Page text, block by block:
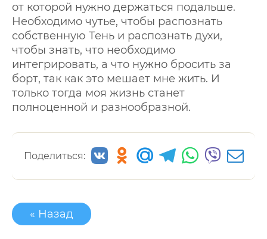
от которой нужно держаться подальше.
Необходимо чутье, чтобы распознать
собственную Тень и распознать духи,
чтобы знать, что необходимо
интегрировать, а что нужно бросить за
борт, так как это мешает мне жить. И
только тогда моя жизнь станет
полноценной и разнообразной.
Поделиться:
« Назад